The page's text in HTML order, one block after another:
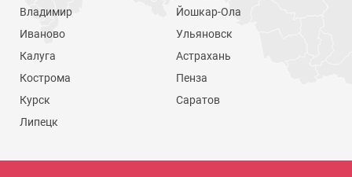
Владимир
Иваново
Калуга
Кострома
Курск
Липецк
Йошкар-Ола
Ульяновск
Астрахань
Пенза
Саратов